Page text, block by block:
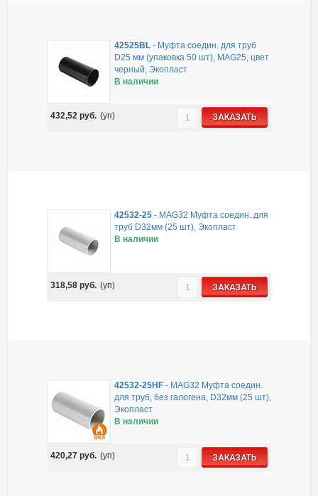
42525BL- Муфта соедин. для труб
D25 мм (упаковка 50 шт), MAG25, цвет
черный, Экопласт
В наличии
432,52 руб. (уп) ЗАКАЗАТЬ
42532-25- MAG32 Муфта соедин. для
труб D32мм (25 шт), Экопласт
В наличии
318,58 руб. (уп) ЗАКАЗАТЬ
42532-25HF- MAG32 Муфта соедин.
для труб, без галогена, D32мм (25 шт),
Экопласт
В наличии
420,27 руб. (уп) ЗАКАЗАТЬ